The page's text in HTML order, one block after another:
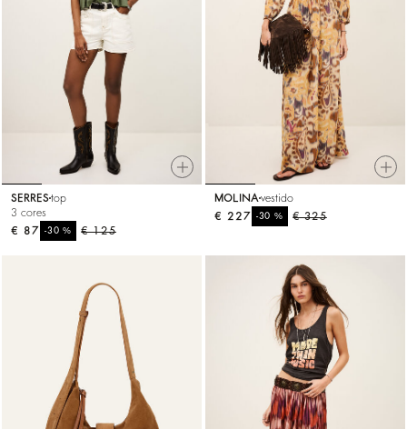
SERREStop
3 cores
€ 125
-30%
€ 87
MOLINAvestido
€ 325
-30%
€ 227